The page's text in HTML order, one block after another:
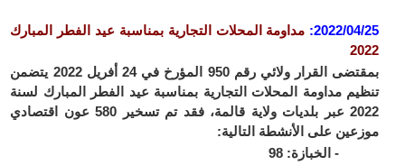
2022/04/25
: مداومة المحلات التجارية بمناسبة عيد الفطر المبارك
2022
بمقتضى القرار ولائي رقم 950 المؤرخ في 24 أفريل 2022 يتضمن
تنظيم مداومة المحلات التجارية بمناسبة عيد الفطر المبارك لسنة
2022 عبر بلديات ولاية قالمة، فقد تم تسخير 580 عون اقتصادي
موزعين على الأنشطة التالية:
- الخبازة: 98